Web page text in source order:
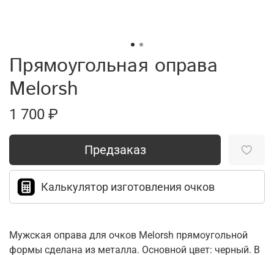
Прямоугольная оправа
Melorsh
1 700 ₽
Предзаказ
Калькулятор изготовления очков
Мужская оправа для очков Melorsh прямоугольной
формы сделана из металла. Основной цвет: черный. В